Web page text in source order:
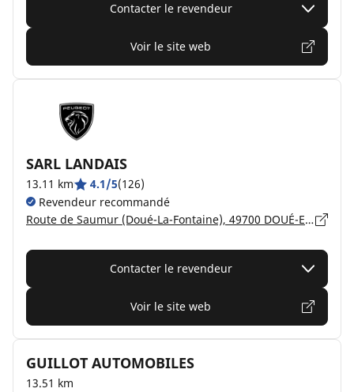
Contacter le revendeur
Voir le site web
SARL LANDAIS
13.11 km 4.1/5(126)
Revendeur recommandé
Route de Saumur (Doué-La-Fontaine), 49700 DOUÉ-EN-ANJOU
Contacter le revendeur
Voir le site web
GUILLOT AUTOMOBILES
13.51 km